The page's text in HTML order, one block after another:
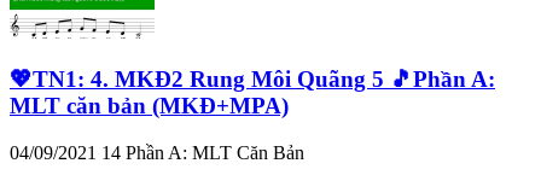
💖TN1: 4. MKĐ2 Rung Môi Quãng 5 🎵Phần A:
MLT căn bản (MKĐ+MPA)
04/09/2021 14 Phần A: MLT Căn Bản